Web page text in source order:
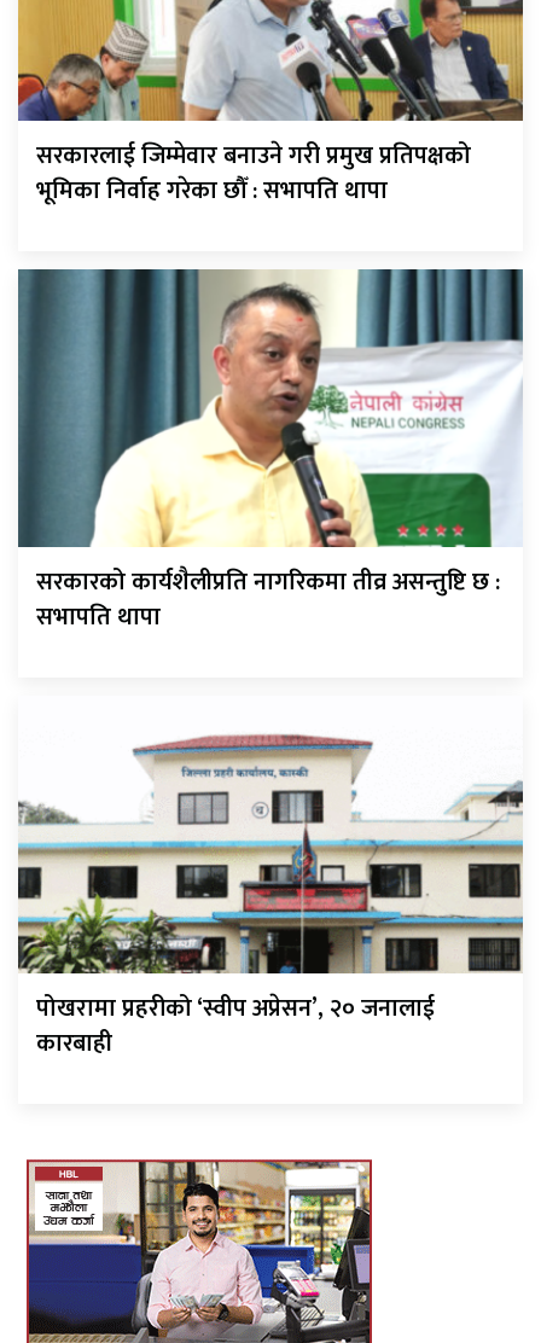
सरकारलाई जिम्मेवार बनाउने गरी प्रमुख प्रतिपक्षको
भूमिका निर्वाह गरेका छौँ : सभापति थापा
सरकारको कार्यशैलीप्रति नागरिकमा तीव्र असन्तुष्टि छ :
सभापति थापा
पोखरामा प्रहरीको ‘स्वीप अप्रेसन’, २० जनालाई
कारबाही